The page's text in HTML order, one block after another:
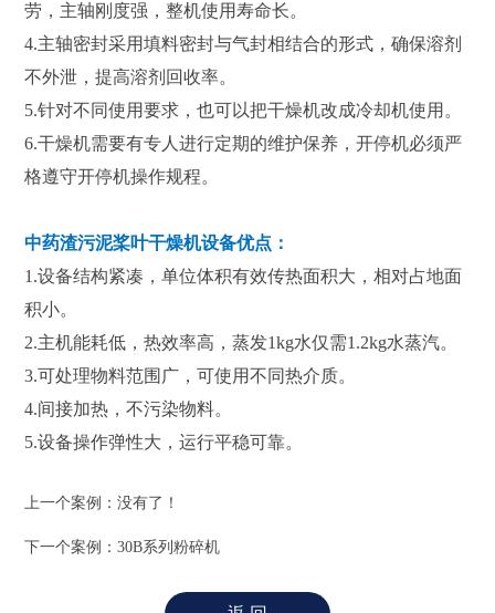
劳，主轴刚度强，整机使用寿命长。
4.主轴密封采用填料密封与气封相结合的形式，确保溶剂
不外泄，提高溶剂回收率。
5.针对不同使用要求，也可以把干燥机改成冷却机使用。
6.干燥机需要有专人进行定期的维护保养，开停机必须严
格遵守开停机操作规程。
中药渣污泥桨叶干燥机设备优点：
1.设备结构紧凑，单位体积有效传热面积大，相对占地面
积小。
2.主机能耗低，热效率高，蒸发1kg水仅需1.2kg水蒸汽。
3.可处理物料范围广，可使用不同热介质。
4.间接加热，不污染物料。
5.设备操作弹性大，运行平稳可靠。
上一个案例：没有了！
下一个案例：30B系列粉碎机